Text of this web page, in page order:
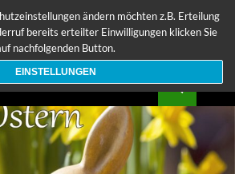
e.V.
ändern möchten z.B. Erteilung
bereits erteilter Einwilligungen klicken Sie
nachfolgenden Button.
EINSTELLUNGEN